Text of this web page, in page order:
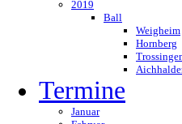
2019
Ball
Weigheim
Hornberg
Termine
Januar